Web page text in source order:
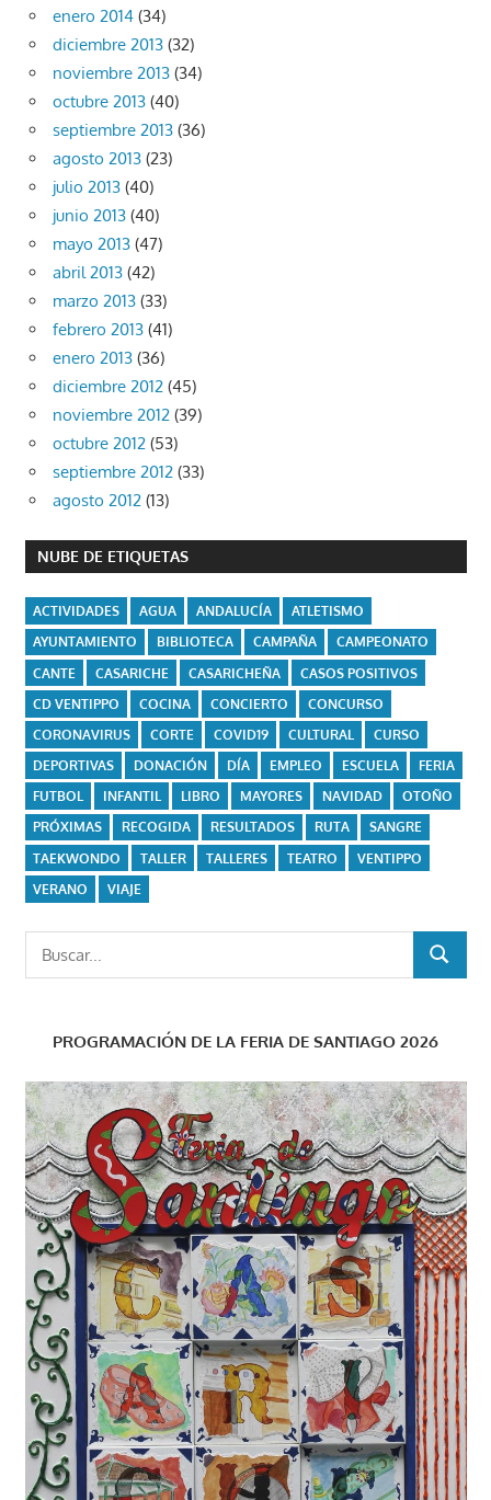
enero 2014 (34)
diciembre 2013 (32)
noviembre 2013 (34)
octubre 2013 (40)
septiembre 2013 (36)
agosto 2013 (23)
julio 2013 (40)
junio 2013 (40)
mayo 2013 (47)
abril 2013 (42)
marzo 2013 (33)
febrero 2013 (41)
enero 2013 (36)
diciembre 2012 (45)
noviembre 2012 (39)
octubre 2012 (53)
septiembre 2012 (33)
agosto 2012 (13)
NUBE DE ETIQUETAS
ACTIVIDADES AGUA ANDALUCÍA
ATLETISMO
AYUNTAMIENTO
BIBLIOTECA CAMPAÑA
CAMPEONATO
CANTE
CASARICHE CASARICHEÑA
CASOS POSITIVOS
CD VENTIPPO
COCINA CONCIERTO
CONCURSO
CORONAVIRUS
CORTE COVID19 CULTURAL
CURSO
DEPORTIVAS
DONACIÓN DÍA EMPLEO ESCUELA
FERIA
FUTBOL
INFANTIL LIBRO MAYORES NAVIDAD
OTOÑO
PRÓXIMAS
RECOGIDA RESULTADOS RUTA
SANGRE
TAEKWONDO
TALLER TALLERES TEATRO
VENTIPPO
VERANO
VIAJE
BUSCAR
PROGRAMACIÓN DE LA FERIA DE SANTIAGO 2026